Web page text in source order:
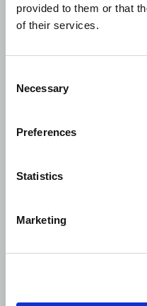
provided to them or that
of their services.
Selection
Necessary
Preferences
Statistics
Marketing